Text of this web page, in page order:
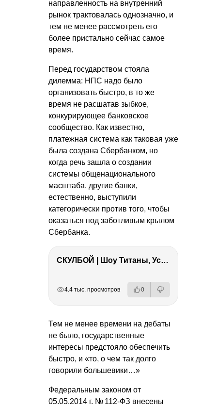
направленность на внутренний
рынок трактовалась однозначно, и
тем не менее рассмотреть его
более пристально сейчас самое
время.
Перед государством стояла
дилемма: НПС надо было
организовать быстро, в то же
время не расшатав зыбкое,
конкурирующее банковское
сообщество. Как известно,
платежная система как таковая уже
была создана Сбербанком, но
когда речь зашла о создании
системы общенационального
масштаба, другие банки,
естественно, выступили
категорически против того, чтобы
оказаться под заботливым крылом
Сбербанка.
СКУЛБОЙ | Шоу Титаны, Усейн Болт, Ларрат, Зашквар!
4.4 тыс. просмотров 0
Тем не менее времени на дебаты
не было, государственные
интересы предстояло обеспечить
быстро, и «то, о чем так долго
говорили большевики…»
Федеральным законом от
05.05.2014 г. № 112-ФЗ внесены